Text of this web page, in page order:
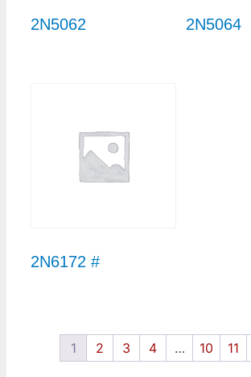
2N5062 2N5064
2N6172 #
1 2 3 4 … 10 11